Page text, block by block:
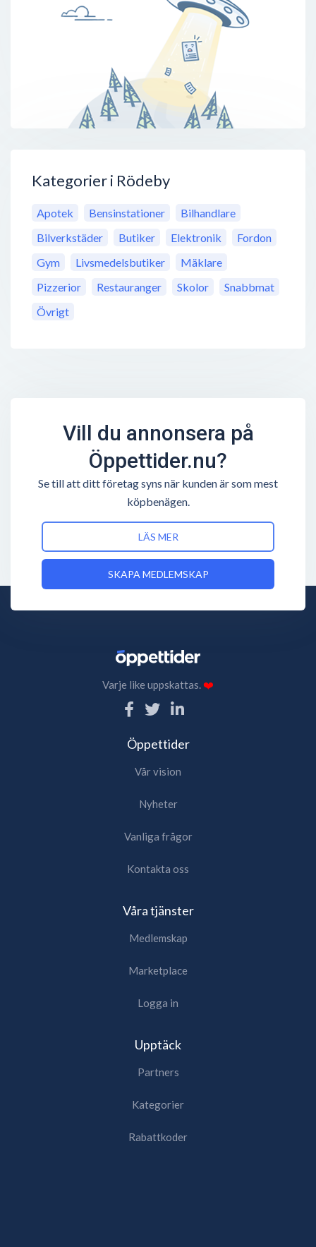
Kategorier i Rödeby
Apotek Bensinstationer
Bilhandlare
Bilverkstäder
Butiker Elektronik
Fordon
Gym
Livsmedelsbutiker
Mäklare
Pizzerior
Restauranger Skolor
Snabbmat
Övrigt
Vill du annonsera på
Öppettider.nu?
Se till att ditt företag syns när kunden är som mest
köpbenägen.
LÄS MER
SKAPA MEDLEMSKAP
Varje like uppskattas.❤️
Öppettider
Vår vision
Nyheter
Vanliga frågor
Kontakta oss
Våra tjänster
Medlemskap
Marketplace
Logga in
Upptäck
Partners
Kategorier
Rabattkoder